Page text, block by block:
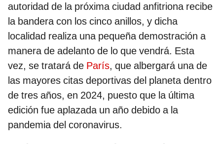
autoridad de la próxima ciudad anfitriona recibe
la bandera con los cinco anillos, y dicha
localidad realiza una pequeña demostración a
manera de adelanto de lo que vendrá. Esta
vez, se tratará de París, que albergará una de
las mayores citas deportivas del planeta dentro
de tres años, en 2024, puesto que la última
edición fue aplazada un año debido a la
pandemia del coronavirus.